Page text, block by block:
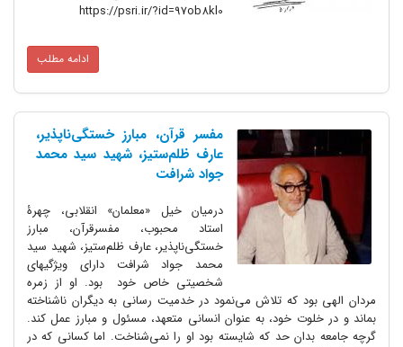
https://psri.ir/?id=97ob8kl0
مفسر قرآن، مبارز خستگی‌ناپذیر،
عارف ظلم‌ستیز، شهید سید محمد
جواد شرافت
درمیان خیل «معلمان» انقلابی، چهرۀ
استاد محبوب، مفسرقرآن، مبارز
خستگی‌ناپذیر، عارف ظلم‌ستیز، شهید سید
محمد جواد شرافت دارای ویژگیهای
شخصیتی خاص خود بود. او از زمره
که تلاش می‌نمود در خدمیت رسانی به دیگران ناشناخته
خود، به عنوان انسانی متعهد، مسئول و مبارز عمل کند.
حد که شایسته بود او را نمی‌شناخت. اما کسانی که در